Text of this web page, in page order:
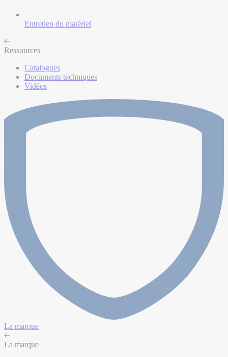
Entretien du matériel
Ressources
Catalogues
Documents techniques
Vidéos
La marque
La marque